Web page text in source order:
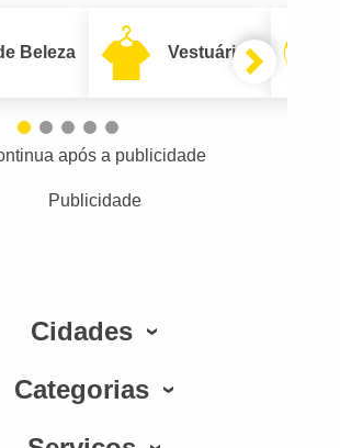
Beleza Vestuário
após a publicidade
Publicidade
Cidades
Categorias